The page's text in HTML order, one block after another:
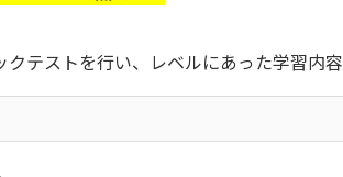
テストを行い、レベルにあった学習内容